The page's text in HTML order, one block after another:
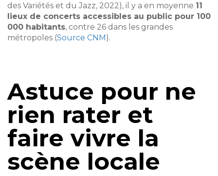
des Variétés et du Jazz, 2022), il y a en moyenne 11
lieux de concerts accessibles au public pour 100
000 habitants, contre 26 dans les grandes
métropoles (Source CNM).
Astuce pour ne
rien rater et
faire vivre la
scène locale